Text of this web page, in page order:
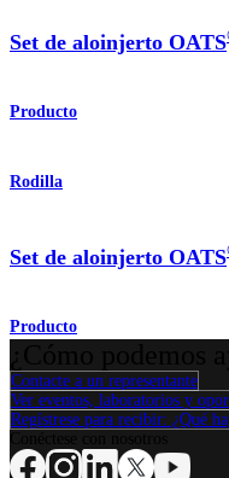
Set de aloinjerto OATS
Producto
Rodilla
Set de aloinjerto OATS
Producto
Contacte a un representante
Ver eventos, laboratorios y
Regístrese para recibir: ¿Qué